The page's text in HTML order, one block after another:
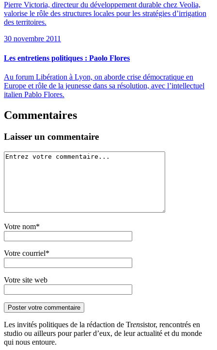
Pierre Victoria, directeur du développement durable chez Veolia,
valorise le rôle des structures locales pour les stratégies d’irrigation
des territoires.
30 novembre 2011
Les entretiens politiques : Paolo Flores
Au forum Libération à Lyon, on aborde crise démocratique en
Europe et rôle de la jeunesse dans sa résolution, avec l’intellectuel
italien Pablo Flores.
Commentaires
Laisser un commentaire
Votre nom*
Votre courriel*
Votre site web
Les invités politiques de la rédaction de Trensistor, rencontrés en
studio ou ailleurs pour parler d’eux, de leur actualité et du monde
qui nous entoure.